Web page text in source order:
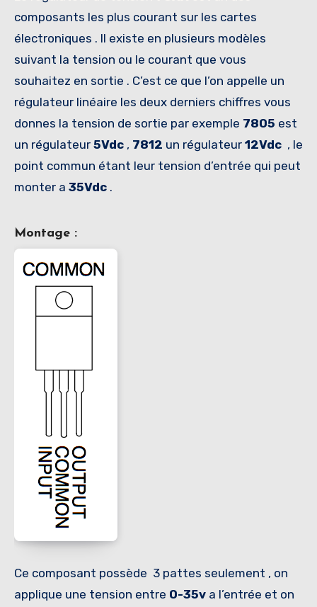
composants les plus courant sur les cartes
électroniques . Il existe en plusieurs modèles
suivant la tension ou le courant que vous
souhaitez en sortie . C’est ce que l’on appelle un
régulateur linéaire les deux derniers chiffres vous
donnes la tension de sortie par exemple 7805 est
un régulateur 5Vdc , 7812 un régulateur 12Vdc , le
point commun étant leur tension d’entrée qui peut
monter a 35Vdc .
Montage :
Ce composant possède 3 pattes seulement , on
applique une tension entre 0-35v a l’entrée et on